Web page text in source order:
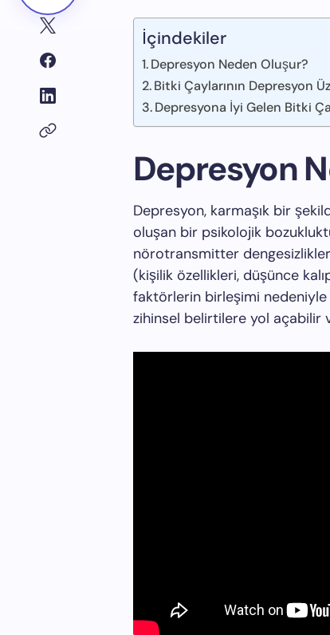
İçindekiler
Depresyon Neden Oluşur?
Bitki Çaylarının Depresyon
Depresyona İyi Gelen Bitki
Depresyon
Depresyon, karmaşık bir
oluşan bir psikolojik
nörotransmitter
(kişilik özellikleri, düşünce
faktörlerin birleşimi nedeniyle
zihinsel belirtilere yol açabilir